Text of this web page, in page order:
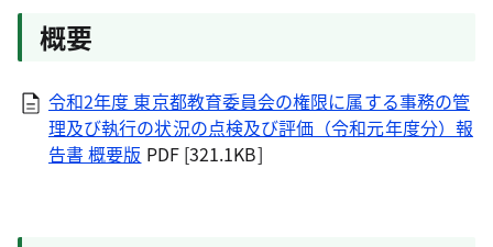
概要
令和2年度 東京都教育委員会の権限に属する事務の管
理及び執行の状況の点検及び評価（令和元年度分）報
告書 概要版 PDF [321.1KB]